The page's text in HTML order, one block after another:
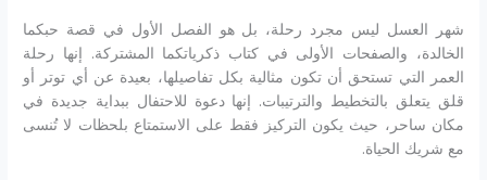
شهر العسل ليس مجرد رحلة، بل هو الفصل الأول في قصة حبكما
الخالدة، والصفحات الأولى في كتاب ذكرياتكما المشتركة. إنها رحلة
العمر التي تستحق أن تكون مثالية بكل تفاصيلها، بعيدة عن أي توتر أو
قلق يتعلق بالتخطيط والترتيبات. إنها دعوة للاحتفال ببداية جديدة في
مكان ساحر، حيث يكون التركيز فقط على الاستمتاع بلحظات لا تُنسى
مع شريك الحياة.